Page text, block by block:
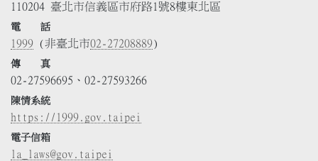
110204 臺北市信義區市府路1號8樓東北區
電 話
1999 (非臺北市02-27208889)
傳 真
02-27596695、02-27593266
陳情系統
https://1999.gov.taipei
電子信箱
la_laws@gov.taipei